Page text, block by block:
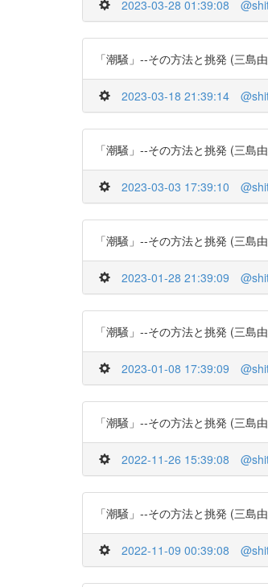
2023-03-28 01:39:08
「潮騒」--その方法と挑発 (三島
2023-03-18 21:39:14
「潮騒」--その方法と挑発 (三島
2023-03-03 17:39:10
「潮騒」--その方法と挑発 (三島
2023-01-28 21:39:09
「潮騒」--その方法と挑発 (三島
2023-01-08 17:39:09
「潮騒」--その方法と挑発 (三島
2022-11-26 15:39:08
「潮騒」--その方法と挑発 (三島
2022-11-09 00:39:08